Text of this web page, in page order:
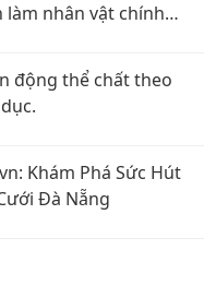
làm nhân vật chính
động thể chất theo
Khám Phá Sức Hút
Đà Nẵng